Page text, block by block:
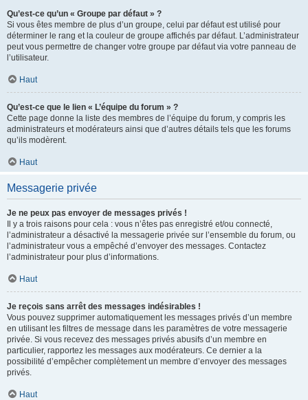
Qu’est-ce qu’un « Groupe par défaut » ?
Si vous êtes membre de plus d’un groupe, celui par défaut est utilisé pour
déterminer le rang et la couleur de groupe affichés par défaut. L’administrateur
peut vous permettre de changer votre groupe par défaut via votre panneau de
l’utilisateur.
Haut
Qu’est-ce que le lien « L’équipe du forum » ?
Cette page donne la liste des membres de l’équipe du forum, y compris les
administrateurs et modérateurs ainsi que d’autres détails tels que les forums
qu’ils modèrent.
Haut
Messagerie privée
Je ne peux pas envoyer de messages privés !
Il y a trois raisons pour cela : vous n’êtes pas enregistré et/ou connecté,
l’administrateur a désactivé la messagerie privée sur l’ensemble du forum, ou
l’administrateur vous a empêché d’envoyer des messages. Contactez
l’administrateur pour plus d’informations.
Haut
Je reçois sans arrêt des messages indésirables !
Vous pouvez supprimer automatiquement les messages privés d’un membre
en utilisant les filtres de message dans les paramètres de votre messagerie
privée. Si vous recevez des messages privés abusifs d’un membre en
particulier, rapportez les messages aux modérateurs. Ce dernier a la
possibilité d’empêcher complètement un membre d’envoyer des messages
privés.
Haut